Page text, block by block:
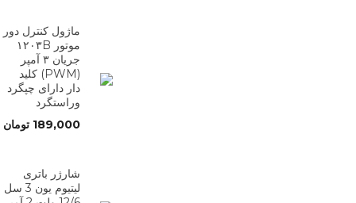
ماژول کنترل دور
موتور ۱۲۰۳B
جریان ۳ آمپر
(PWM) کلید
دار دارای چپگرد
وراستگرد
189,000 تومان
شارژر باتری
لیتیوم یون 3 سل